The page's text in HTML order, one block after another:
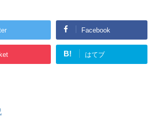
Facebook
B! はてブ